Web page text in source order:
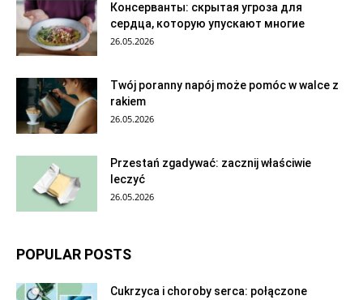
Консерванты: скрытая угроза для
сердца, которую упускают многие
26.05.2026
Twój poranny napój może pomóc w walce z
rakiem
26.05.2026
Przestań zgadywać: zacznij właściwie
leczyć
26.05.2026
POPULAR POSTS
Cukrzyca i choroby serca: połączone